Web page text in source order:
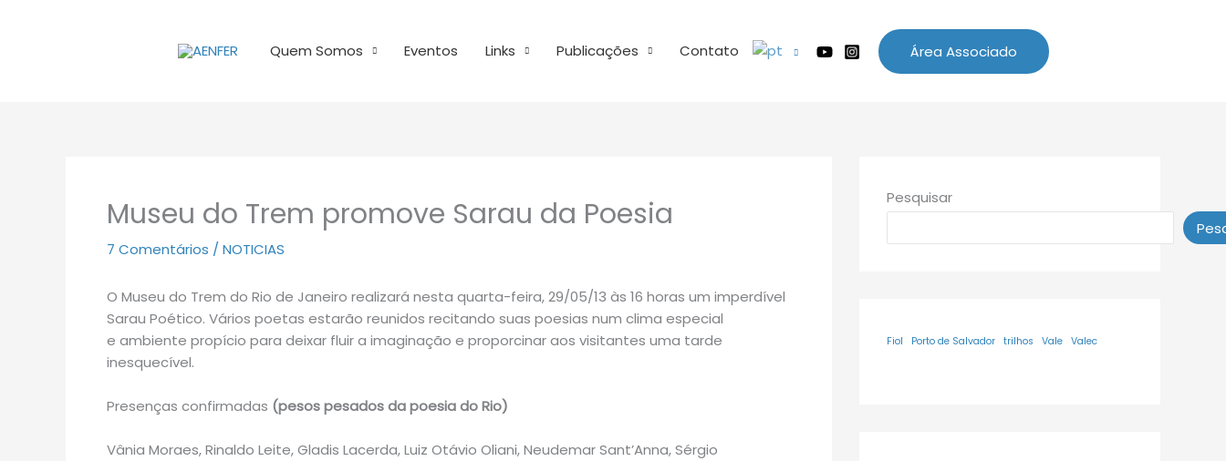
Quem Somos Eventos Links Publicações Contato Área Associado
Museu do Trem promove Sarau da Poesia
7 Comentários / NOTICIAS
O Museu do Trem do Rio de Janeiro realizará nesta quarta-feira, 29/05/13 às 16 horas um imperdível
Sarau Poético. Vários poetas estarão reunidos recitando suas poesias num clima especial
e ambiente propício para deixar fluir a imaginação e proporcinar aos visitantes uma tarde
inesquecível.
Presenças confirmadas (pesos pesados da poesia do Rio)
Vânia Moraes, Rinaldo Leite, Gladis Lacerda, Luiz Otávio Oliani, Neudemar Sant’Anna, Sérgio
Pesquisar
Fiol Porto de Salvador trilhos Vale Valec